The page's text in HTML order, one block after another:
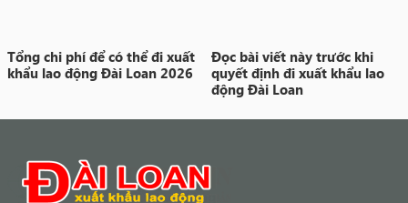
Tổng chi phí để có thể đi xuất
khẩu lao động Đài Loan 2026
Đọc bài viết này trước khi
quyết định đi xuất khẩu lao
động Đài Loan